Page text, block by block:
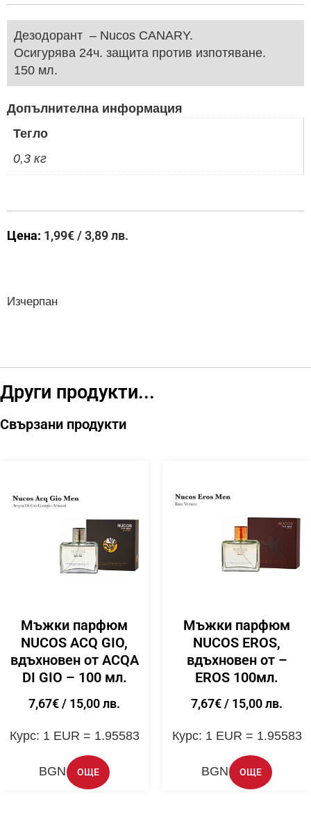
Дезодорант – Nucos CANARY.
Осигурява 24ч. защита против изпотяване.
150 мл.
Допълнителна информация
Тегло
0,3 кг
Цена: 1,99€/ 3,89 лв.
Изчерпан
Други продукти...
Свързани продукти
Мъжки парфюм
NUCOS ACQ GIO,
вдъхновен от ACQA
DI GIO – 100 мл.
7,67€/ 15,00 лв.
Курс: 1 EUR = 1.95583
BGN ОЩЕ
Мъжки парфюм
NUCOS EROS,
вдъхновен от –
EROS 100мл.
7,67€/ 15,00 лв.
Курс: 1 EUR = 1.95583
BGN ОЩЕ